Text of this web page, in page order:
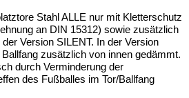
Stahl ALLE nur mit Kletterschutz
an DIN 15312) sowie zusätzlich
Version SILENT. In der Version
zusätzlich von innen gedämmt.
durch Verminderung der
des Fußballes im Tor/Ballfang